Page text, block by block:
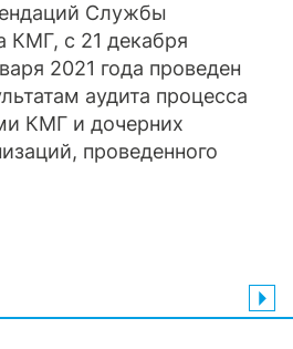
Службы
КМГ, с 21 декабря
2021 года проведен
аудита процесса
КМГ и дочерних
проведенного